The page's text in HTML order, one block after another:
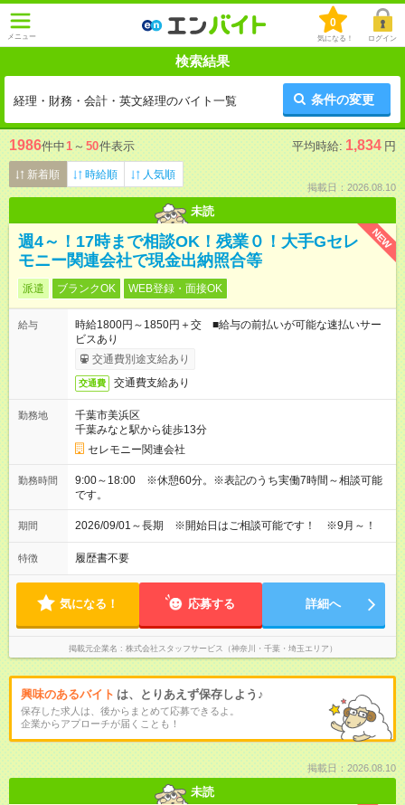
メニュー
0
気になる！ ログイン
検索結果
経理・財務・会計・英文経理のバイト一覧 条件の変更
1986件中1 ～ 50件表示 平均時給: 1,834 円
新着順 時給順 人気順
掲載日：2026.08.10
未読
NEW
週4～！17時まで相談OK！残業０！大手Gセレ
モニー関連会社で現金出納照合等
派遣 ブランクOK WEB登録・面接OK
給与
時給1800円～1850円＋交 ■給与の前払いが可能な速払いサー
ビスあり
交通費別途支給あり
交通費 交通費支給あり
勤務地
千葉市美浜区
千葉みなと駅から徒歩13分
セレモニー関連会社
勤務時間
9:00～18:00 ※休憩60分。※表記のうち実働7時間～相談可能
です。
期間 2026/09/01～長期 ※開始日はご相談可能です！ ※9月～！
特徴 履歴書不要
気になる！ 応募する 詳細へ
掲載元企業名 株式会社スタッフサービス（神奈川・千葉・埼玉エリア）
興味のあるバイト は、とりあえず保存しよう♪
保存した求人は、後からまとめて応募できるよ。
企業からアプローチが届くことも！
掲載日：2026.08.10
未読